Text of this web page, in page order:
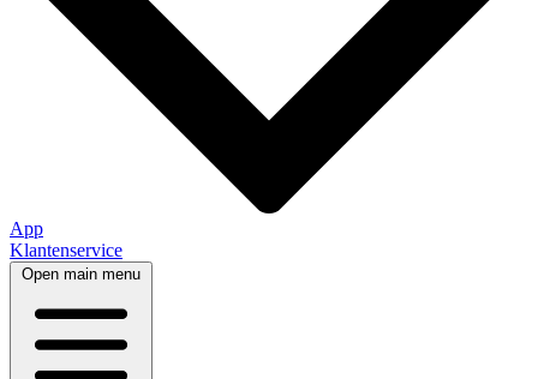
App
Klantenservice
Open main menu